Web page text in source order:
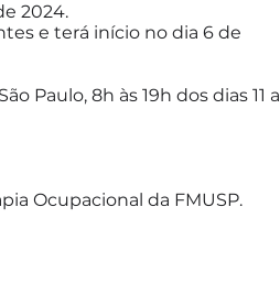
2024.
e terá início no dia 6 de
Paulo, 8h às 19h dos dias 11 a
Ocupacional da FMUSP.